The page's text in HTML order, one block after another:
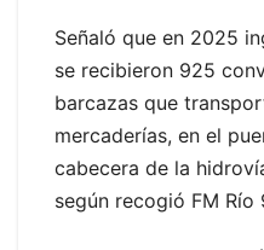
Señaló que en 2025
se recibieron 925
barcazas que
mercaderías, en el
cabecera de la
según recogió FM Río